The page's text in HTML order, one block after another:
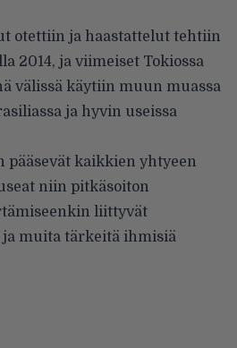
otettiin ja haastattelut tehtiin
2014, ja viimeiset Tokiossa
välissä käytiin muun muassa
ja hyvin useissa
pääsevät kaikkien yhtyeen
niin pitkäsoiton
liittyvät
muita tärkeitä ihmisiä